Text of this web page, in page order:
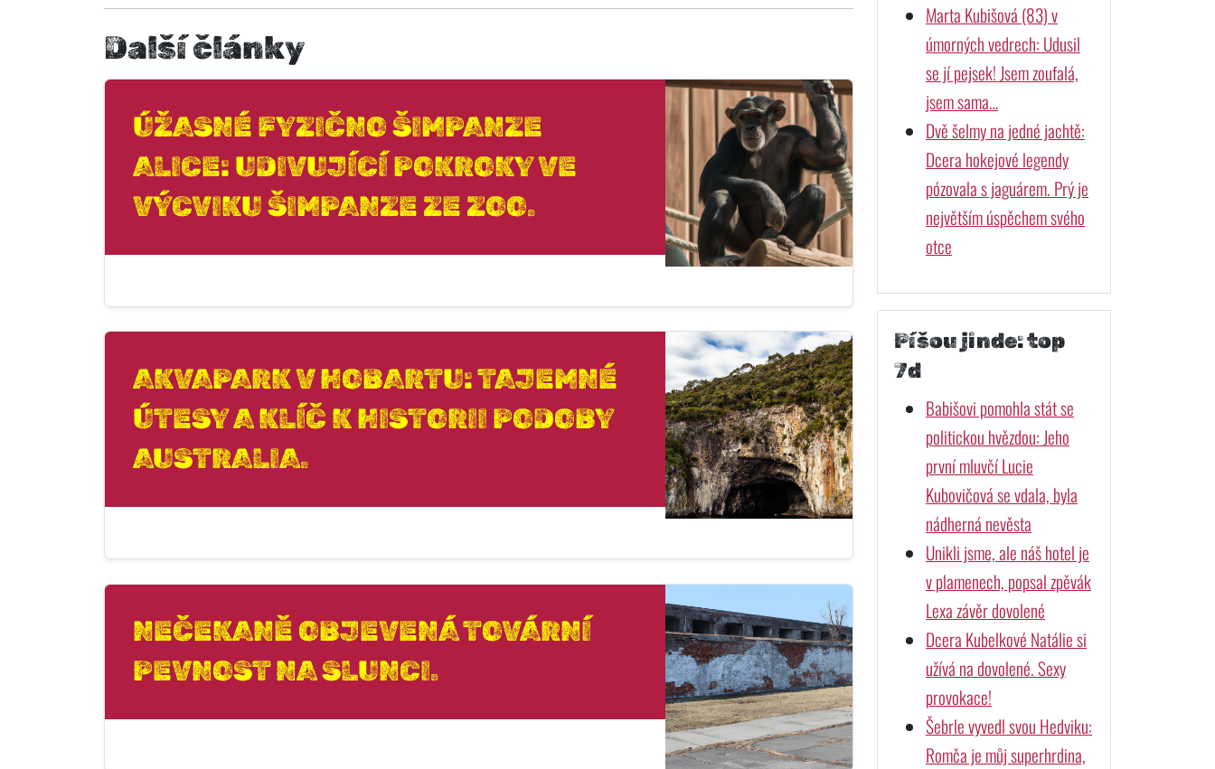
Další články
ÚŽASNÉ FYZIČNO ŠIMPANZE
ALICE: UDIVUJÍCÍ POKROKY VE
VÝCVIKU ŠIMPANZE ZE ZOO.
AKVAPARK V HOBARTU: TAJEMNÉ
ÚTESY A KLÍČ K HISTORII PODOBY
AUSTRALIA.
NEČEKANĚ OBJEVENÁ TOVÁRNÍ
PEVNOST NA SLUNCI.
Marta Kubišová (83) v
úmorných vedrech: Udusil
se jí pejsek! Jsem zoufalá,
jsem sama…
Dvě šelmy na jedné jachtě:
Dcera hokejové legendy
pózovala s jaguárem. Prý je
největším úspěchem svého
otce
Píšou jinde: top
7d
Babišovi pomohla stát se
politickou hvězdou: Jeho
první mluvčí Lucie
Kubovičová se vdala, byla
nádherná nevěsta
Unikli jsme, ale náš hotel je
v plamenech, popsal zpěvák
Lexa závěr dovolené
Dcera Kubelkové Natálie si
užívá na dovolené. Sexy
provokace!
Šebrle vyvedl svou Hedviku:
Romča je můj superhrdina,